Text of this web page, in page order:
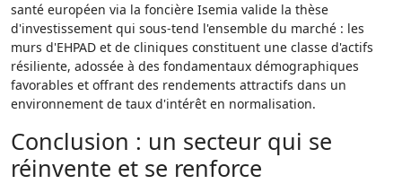
santé européen via la foncière Isemia valide la thèse
d'investissement qui sous-tend l'ensemble du marché : les
murs d'EHPAD et de cliniques constituent une classe d'actifs
résiliente, adossée à des fondamentaux démographiques
favorables et offrant des rendements attractifs dans un
environnement de taux d'intérêt en normalisation.
Conclusion : un secteur qui se
réinvente et se renforce